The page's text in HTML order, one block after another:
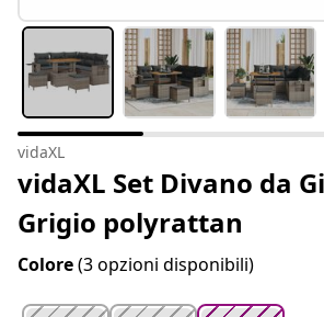
vidaXL
vidaXL Set Divano da
Grigio polyrattan
Colore(3 opzioni disponibili)